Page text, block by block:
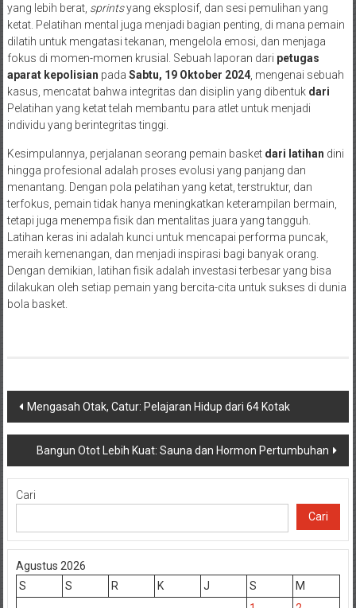
yang lebih berat, sprintsyang eksplosif, dan sesi pemulihan yang
ketat. Pelatihan mental juga menjadi bagian penting, di mana pemain
dilatih untuk mengatasi tekanan, mengelola emosi, dan menjaga
fokus di momen-momen krusial. Sebuah laporan dari petugas
aparat kepolisian pada Sabtu, 19 Oktober 2024, mengenai sebuah
kasus, mencatat bahwa integritas dan disiplin yang dibentuk dari
Pelatihan yang ketat telah membantu para atlet untuk menjadi
individu yang berintegritas tinggi.
Kesimpulannya, perjalanan seorang pemain basket dari latihan dini
hingga profesional adalah proses evolusi yang panjang dan
menantang. Dengan pola pelatihan yang ketat, terstruktur, dan
terfokus, pemain tidak hanya meningkatkan keterampilan bermain,
tetapi juga menempa fisik dan mentalitas juara yang tangguh.
Latihan keras ini adalah kunci untuk mencapai performa puncak,
meraih kemenangan, dan menjadi inspirasi bagi banyak orang.
Dengan demikian, latihan fisik adalah investasi terbesar yang bisa
dilakukan oleh setiap pemain yang bercita-cita untuk sukses di dunia
bola basket.
Navigasi
pos
Mengasah Otak, Catur: Pelajaran Hidup dari 64 Kotak
Bangun Otot Lebih Kuat: Sauna dan Hormon Pertumbuhan
Cari
Cari
Agustus 2026
S
S R K J S
M